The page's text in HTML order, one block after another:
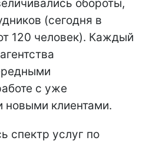
обороты,
(сегодня в
120 человек). Каждый
с уже
клиентами.
спектр услуг по